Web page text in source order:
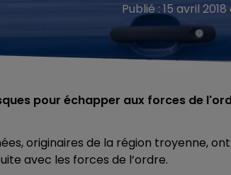
Publié : 15 avril
pour échapper aux forces de
originaires de la région troyenne,
avec les forces de l’ordre.